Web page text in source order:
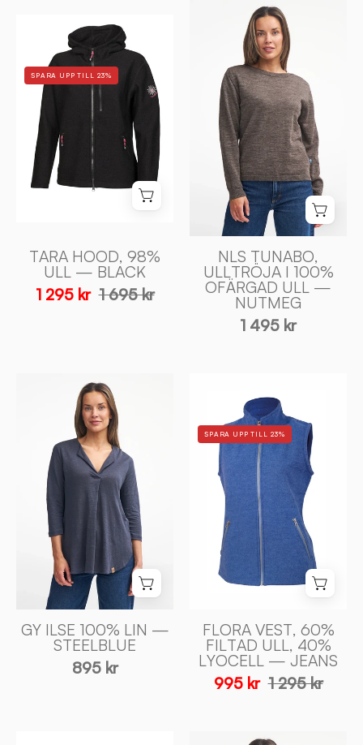
TARA
HOOD,
98%
ULL
—
BLACK
Ivanhoe
of
SPARA UPP TILL 23%
TARA HOOD, 98%
ULL — BLACK
1 295 kr 1 695 kr
NLS
TUNABO,
ULLTRÖJA
I
100%
OFÄRGAD
ULL
—
NUTMEG
-
Ivanhoe
of
Sweden
NLS TUNABO,
ULLTRÖJA I 100%
OFÄRGAD ULL —
NUTMEG
1 495 kr
GY
ILSE
100%
LIN
—
STEELBLUE
-
Ivanhoe
Sweden
GY ILSE 100% LIN —
STEELBLUE
895 kr
VEST,
60%
FILTAD
ULL,
40%
LYOCELL
JEANS
Ivanhoe
Sweden
SPARA UPP TILL 23%
FLORA VEST, 60%
FILTAD ULL, 40%
LYOCELL — JEANS
995 kr 1 295 kr
GY